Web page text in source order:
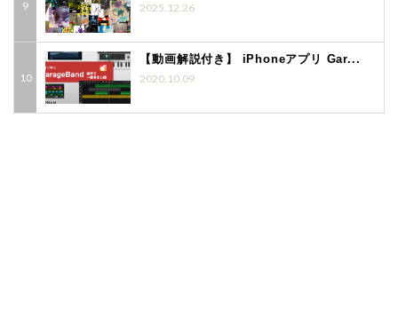
2025.12.26
【動画解説付き】 iPhoneアプリ Gar...
2020.10.09